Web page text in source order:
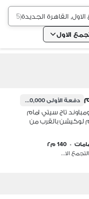
القاهرة الجديدة(35 إعلان
الاول
دفعة الأولى520,000 ج.م
تاج سيتي امام
لوكيشن بالقرب من
• 140 م٢
كومباوند تاج سيتي، التجمع الاول